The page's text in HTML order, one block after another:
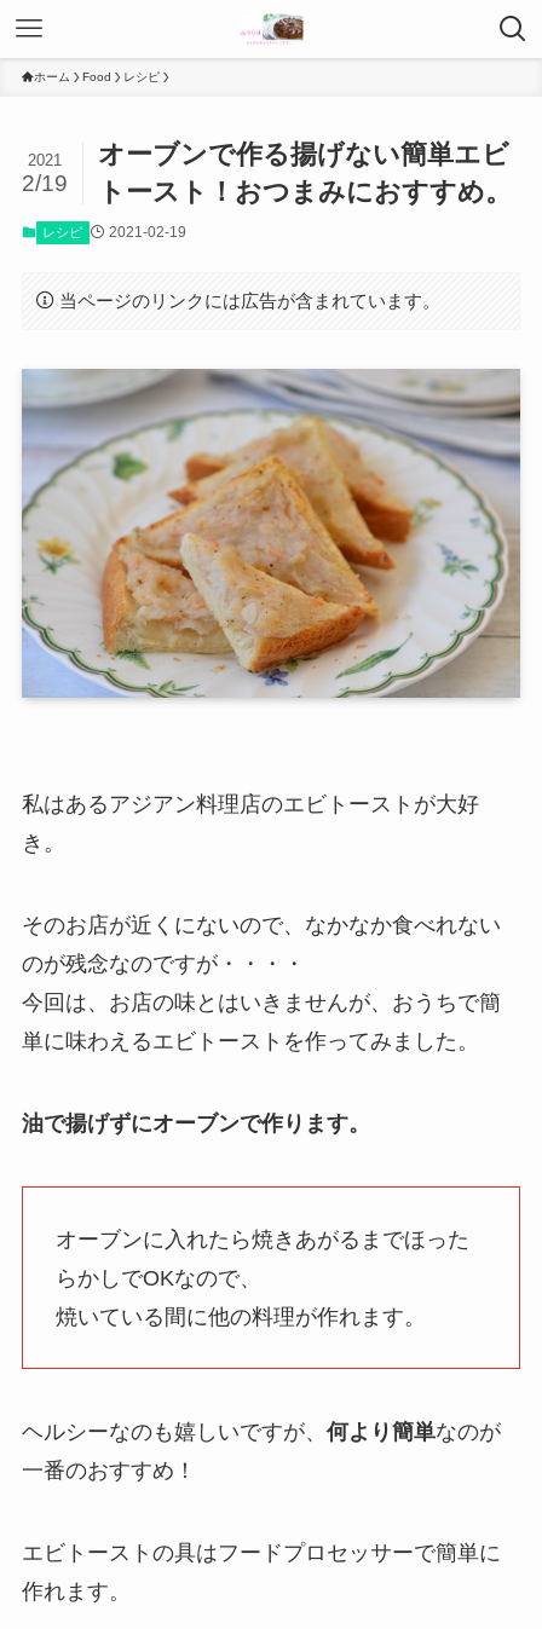
ホーム Food レシピ
オーブンで作る揚げない簡単エビ
トースト！おつまみにおすすめ。
2021
2/19
レシピ 2021-02-19
当ページのリンクには広告が含まれています。
私はあるアジアン料理店のエビトーストが大好
き。
そのお店が近くにないので、なかなか食べれない
のが残念なのですが・・・・
今回は、お店の味とはいきませんが、おうちで簡
単に味わえるエビトーストを作ってみました。
油で揚げずにオーブンで作ります。
オーブンに入れたら焼きあがるまでほった
らかしでOKなので、
焼いている間に他の料理が作れます。
ヘルシーなのも嬉しいですが、 何より簡単なのが
一番のおすすめ！
エビトーストの具はフードプロセッサーで簡単に
作れます。